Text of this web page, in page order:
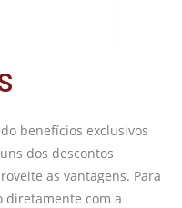
benefícios exclusivos
dos descontos
as vantagens. Para
diretamente com a